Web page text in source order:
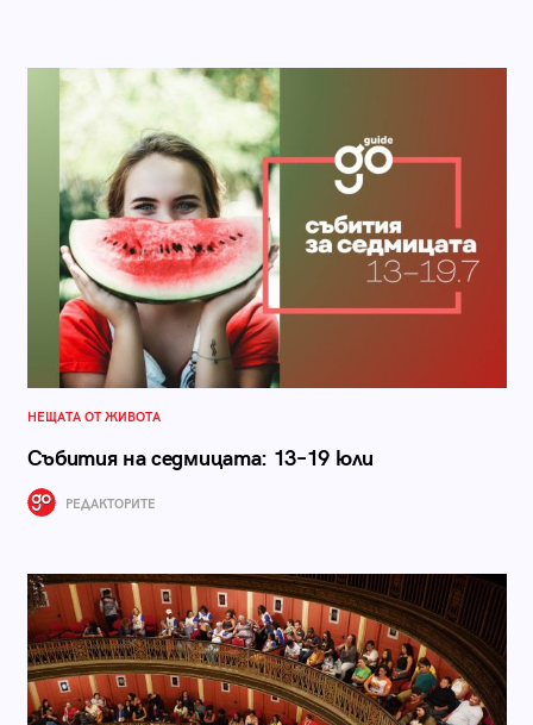
НЕЩАТА ОТ ЖИВОТА
Събития на седмицата: 13–19 юли
РЕДАКТОРИТЕ